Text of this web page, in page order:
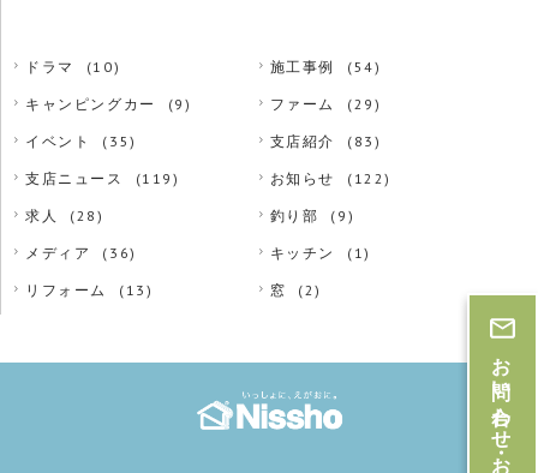
ドラマ (10) 施工事例 (54)
キャンピングカー (9) ファーム (29)
イベント (35) 支店紹介 (83)
支店ニュース (119) お知らせ (122)
求人 (28) 釣り部 (9)
メディア (36) キッチン (1)
リフォーム (13) 窓 (2)
お問い合わせ・お見積